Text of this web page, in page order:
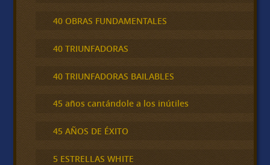
40 OBRAS FUNDAMENTALES
40 TRIUNFADORAS
40 TRIUNFADORAS BAILABLES
45 años cantándole a los inútiles
45 AÑOS DE ÉXITO
5 ESTRELLAS WHITE